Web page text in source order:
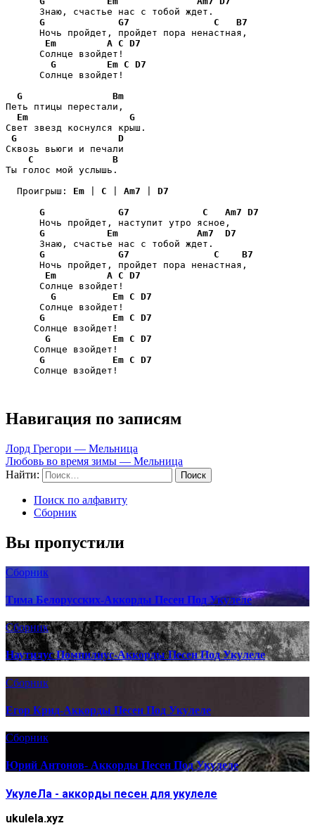
      Знаю, счастье нас с тобой ждет.
G
G7 C
B7
      Ночь пройдет, пройдет пора ненастная,
Em
A C D7
      Солнце взойдет!
G
Em C D7
      Солнце взойдет!
G
Bm
Петь птицы перестали,
Em
G
Свет звезд коснулся крыш.
G
D
Сквозь вьюги и печали
C
B
Ты голос мой услышь.
  Проигрыш:
Em C Am7
D7
G
G7 C Am7 D7
      Ночь пройдет, наступит утро ясное,
G
Em Am7
D7
      Знаю, счастье нас с тобой ждет.
G
G7 C
B7
      Ночь пройдет, пройдет пора ненастная,
Em
A C D7
      Солнце взойдет!
G
Em C D7
      Солнце взойдет!
G
Em C D7
     Солнце взойдет!
G
Em C D7
     Солнце взойдет!
G
Em C D7
     Солнце взойдет!
Навигация по записям
Лорд Грегори — Мельница
Любовь во время зимы — Мельница
Найти:
Поиск по алфавиту
Сборник
Вы пропустили
Сборник
Тима Белорусских-Аккорды Песен Под Укулеле
Сборник
Наутилус Помпилиус-Аккорды Песен Под Укулеле
Сборник
Егор Крид-Аккорды Песен Под Укулеле
Сборник
Юрий Антонов- Аккорды Песен Под Укулеле
УкулеЛа - аккорды песен для укулеле
ukulela.xyz